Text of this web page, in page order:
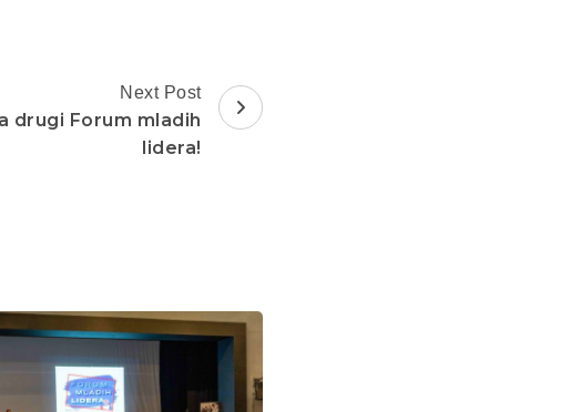
Next Post
drugi Forum mladih
lidera!